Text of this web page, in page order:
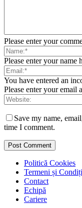
Please enter your
Please enter your name
You have entered an
Please enter your email
Save my name,
time I comment.
Politică Cookies
Termeni și
Contact
Echipă
Cariere